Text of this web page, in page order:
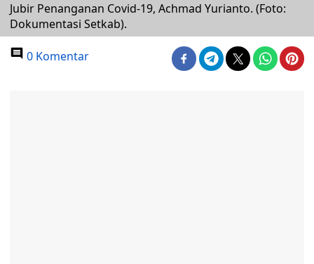
Jubir Penanganan Covid-19, Achmad Yurianto. (Foto:
Dokumentasi Setkab).
0 Komentar